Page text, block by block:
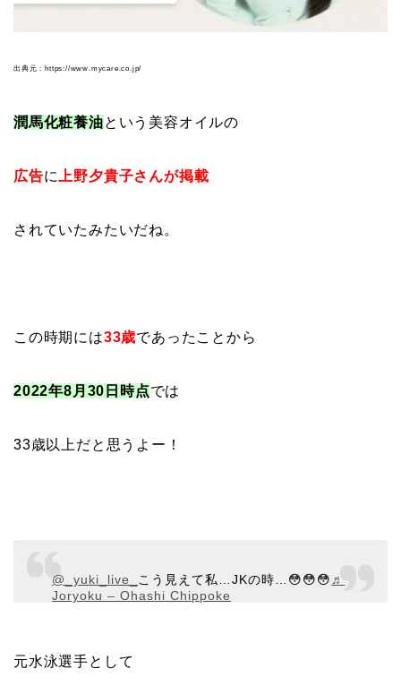
出典元：https://www.mycare.co.jp/
潤馬化粧養油という 美容オイルの
広告に 上野夕貴子さんが掲載
されていたみたいだね。
この時期には33歳であったことから
2022年8月30日時点では
33歳以上だと思うよー！
@_yuki_live_ こう見えて私…JKの時…😳😳😳 ♬
Joryoku – Ohashi Chippoke
元水泳選手として